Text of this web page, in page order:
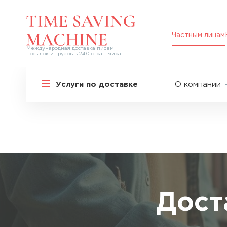
Международная доставка писем,
посылок и грузов в 240 стран мира
Частным лицам
Услуги по доставке
Международная доставка
Самые срочные тарифы
Перевозка специальных грузов
Популярные направления
О компании
Оплата
Упаковка